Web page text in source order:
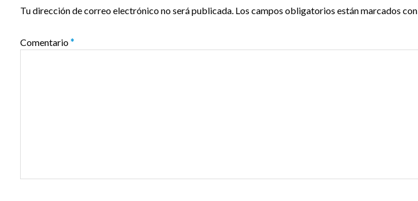
Tu dirección de correo electrónico no será publicada. Los campos obligatorios están marcados con
Comentario*